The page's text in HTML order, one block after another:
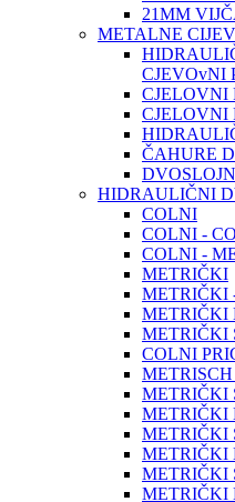
21MM
METALNE
CJEVOvNI
CJELOVNI
CJELOVNI
ČAHURE
HIDRAULIČNI
COLNI
COLNI -
COLNI -
METRIČKI
METRIČKI
METRIČKI
METRIČKI
COLNI
METRIČKI
METRIČKI
METRIČKI
METRIČKI
METRIČKI
METRIČKI